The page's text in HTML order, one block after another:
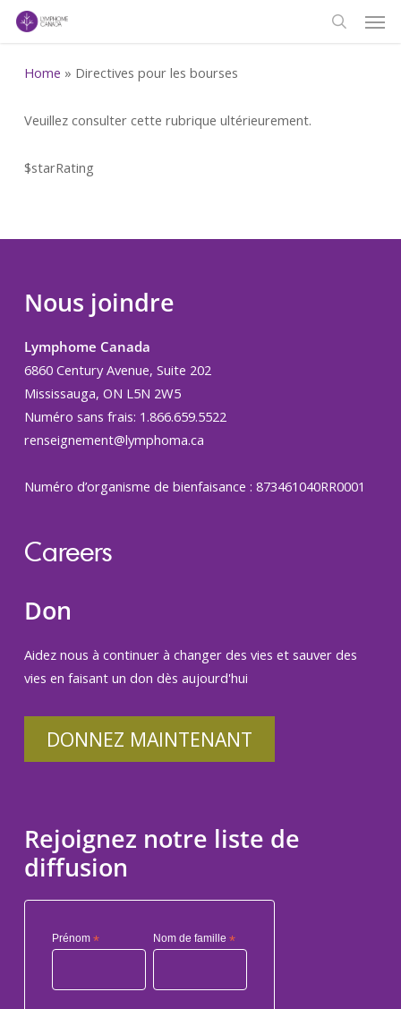
Skip
contentHome » Directives pour les bourses
Veuillez consulter cette rubrique ultérieurement.
$starRating
Nous joindre
Lymphome Canada
6860 Century Avenue, Suite 202
Mississauga, ON L5N 2W5
Numéro sans frais: 1.866.659.5522
renseignement@lymphoma.ca
Numéro d’organisme de bienfaisance : 873461040RR0001
Careers
Don
Aidez nous à continuer à changer des vies et sauver des
vies en faisant un don dès aujourd'hui
DONNEZ MAINTENANT
Rejoignez notre liste de
diffusion
Prénom * Nom de famille*